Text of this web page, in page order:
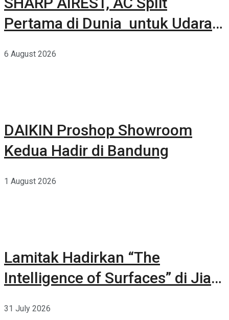
Pertama di Dunia untuk Udara
6 August 2026
DAIKIN Proshop Showroom
Kedua Hadir di Bandung
1 August 2026
Lamitak Hadirkan “The
Intelligence of Surfaces” di Jia
31 July 2026